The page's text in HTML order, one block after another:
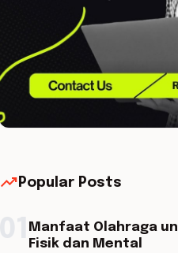
trending_up Popular Posts
Manfaat Olahraga
Fisik dan Mental